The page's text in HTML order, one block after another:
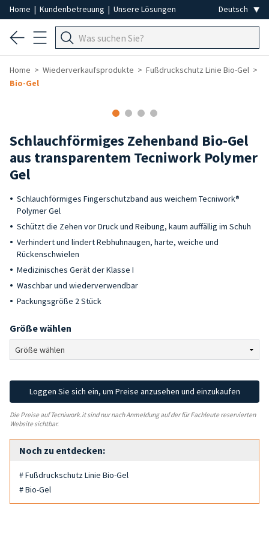
Home | Kundenbetreuung | Unsere Lösungen
Home Wiederverkaufsprodukte
Fußdruckschutz Linie Bio-Gel
Bio-Gel
Schlauchförmiges Zehenband Bio-Gel
aus transparentem Tecniwork Polymer
Gel
Schlauchförmiges Fingerschutzband aus weichem Tecniwork®
Polymer Gel
Schützt die Zehen vor Druck und Reibung, kaum auffällig im Schuh
Verhindert und lindert Rebhuhnaugen, harte, weiche und
Rückenschwielen
Medizinisches Gerät der Klasse I
Waschbar und wiederverwendbar
Packungsgröße 2 Stück
Größe wählen
Loggen Sie sich ein, um Preise anzusehen und einzukaufen
Die Preise auf Tecniwork.it sind nur nach Anmeldung auf der für Fachleute reservierten
Website sichtbar.
Noch zu entdecken:
# Fußdruckschutz Linie Bio-Gel
# Bio-Gel